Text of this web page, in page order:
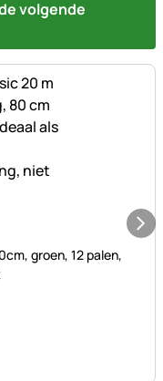
volgende
groen, 12 palen,